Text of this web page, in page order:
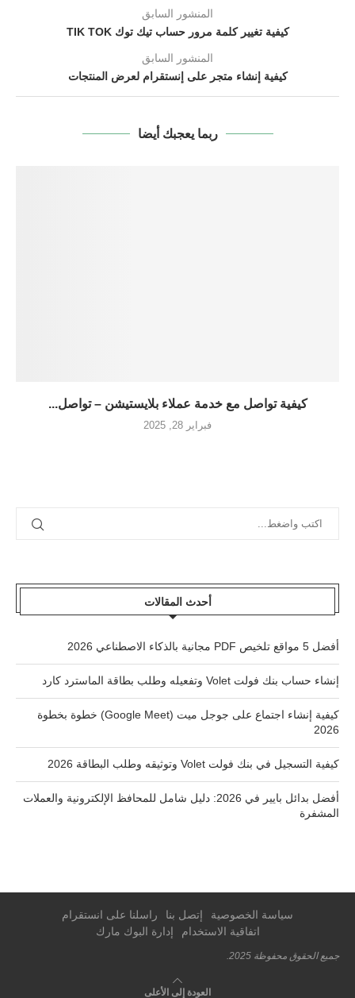
المنشور السابق
كيفية تغيير كلمة مرور حساب تيك توك TIK TOK
المنشور السابق
كيفية إنشاء متجر على إنستقرام لعرض المنتجات
ربما يعجبك أيضا
كيفية تواصل مع خدمة عملاء بلايستيشن – تواصل...
فبراير 28, 2025
أحدث المقالات
أفضل 5 مواقع تلخيص PDF مجانية بالذكاء الاصطناعي 2026
إنشاء حساب بنك فولت Volet وتفعيله وطلب بطاقة الماسترد كارد
كيفية إنشاء اجتماع على جوجل ميت (Google Meet) خطوة بخطوة
2026
كيفية التسجيل في بنك فولت Volet وتوثيقه وطلب البطاقة 2026
أفضل بدائل بايير في 2026: دليل شامل للمحافظ الإلكترونية والعملات
المشفرة
سياسة الخصوصية إتصل بنا
راسلنا على انستقرام
اتفاقية الاستخدام
إدارة البوك مارك
جميع الحقوق محفوظة 2025.
العودة إلى الأعلى